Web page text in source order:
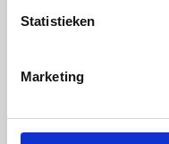
Statistieken
Marketing
verf? Neem
staat te popelen
waar mensen van